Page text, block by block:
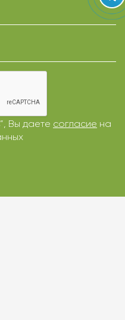
Вы даете согласие на